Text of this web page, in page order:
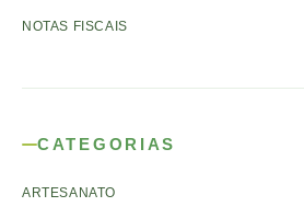
NOTAS FISCAIS
CATEGORIAS
ARTESANATO